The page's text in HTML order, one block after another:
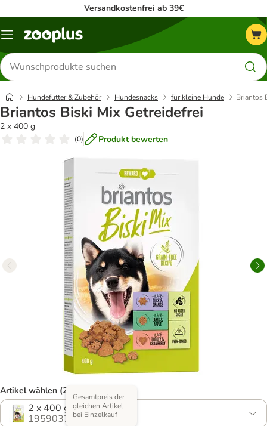
Versandkostenfrei ab 39€
Menü
Produkte
suchen
Hundefutter & Zubehör Hundesnacks für kleine Hunde Briantos
Briantos Biski Mix Getreidefrei
2 x 400 g
(0) Produkt bewerten
Artikel wählen (2 Varianten)
2 x 400 g
1959037.1
Gesamtpreis der
gleichen Artikel
bei Einzelkauf